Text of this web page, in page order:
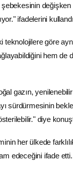
şebekesinin
ifadelerini
göre
hem
gazın,
sürdürmesinin
diye
her ülkede
edeceğini ifade etti.